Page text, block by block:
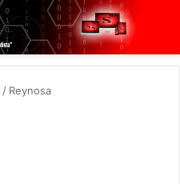
/ Reynosa